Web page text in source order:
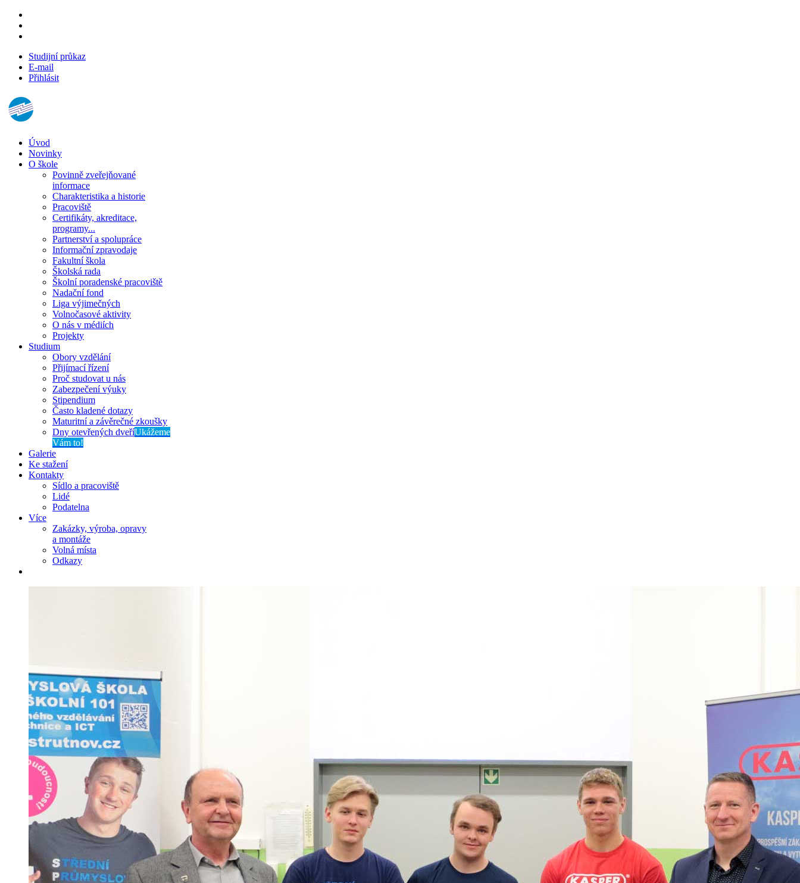
Studijní průkaz
E-mail
Přihlásit
Úvod
Novinky
O škole
Povinně zveřejňované
informace
Charakteristika a historie
Pracoviště
Certifikáty, akreditace,
programy...
Partnerství a spolupráce
Informační zpravodaje
Fakultní škola
Školská rada
Školní poradenské pracoviště
Nadační fond
Liga výjimečných
Volnočasové aktivity
O nás v médiích
Projekty
Studium
Obory vzdělání
Přijímací řízení
Proč studovat u nás
Zabezpečení výuky
Stipendium
Často kladené dotazy
Maturitní a závěrečné zkoušky
Dny otevřených dveříUkážeme
Vám to!
Galerie
Ke stažení
Kontakty
Sídlo a pracoviště
Lidé
Podatelna
Více
Zakázky, výroba, opravy
a montáže
Volná místa
Odkazy